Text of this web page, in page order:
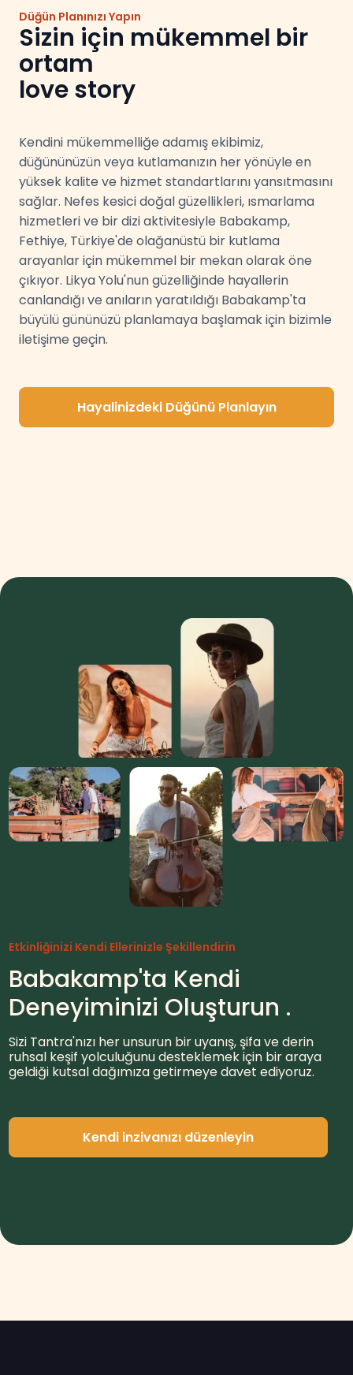
Düğün Planınızı Yapın
Sizin için mükemmel bir
ortam
love story
Kendini mükemmelliğe adamış ekibimiz,
düğününüzün veya kutlamanızın her yönüyle en
yüksek kalite ve hizmet standartlarını yansıtmasını
sağlar. Nefes kesici doğal güzellikleri, ısmarlama
hizmetleri ve bir dizi aktivitesiyle Babakamp,
Fethiye, Türkiye'de olağanüstü bir kutlama
arayanlar için mükemmel bir mekan olarak öne
çıkıyor. Likya Yolu'nun güzelliğinde hayallerin
canlandığı ve anıların yaratıldığı Babakamp'ta
büyülü gününüzü planlamaya başlamak için bizimle
iletişime geçin.
Hayalinizdeki Düğünü Planlayın
Etkinliğinizi Kendi Ellerinizle Şekillendirin
Babakamp'ta Kendi
Deneyiminizi Oluşturun .
Sizi Tantra'nızı her unsurun bir uyanış, şifa ve derin
ruhsal keşif yolculuğunu desteklemek için bir araya
geldiği kutsal dağımıza getirmeye davet ediyoruz.
Kendi inzivanızı düzenleyin